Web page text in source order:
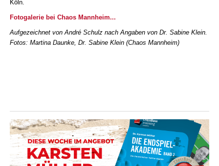
Köln.
Fotogalerie bei Chaos Mannheim...
Aufgezeichnet von André Schulz nach Angaben von Dr. Sabine Klein.
Fotos: Martina Daunke, Dr. Sabine Klein (Chaos Mannheim)